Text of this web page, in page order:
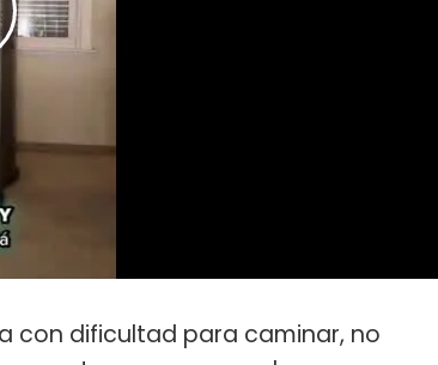
con dificultad para caminar, no